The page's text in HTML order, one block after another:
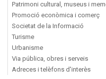
Patrimoni cultural, museus i
Promoció econòmica i comerç
Societat de la Informació
Turisme
Urbanisme
Via pública, obres i serveis
Adreces i telèfons d'interès